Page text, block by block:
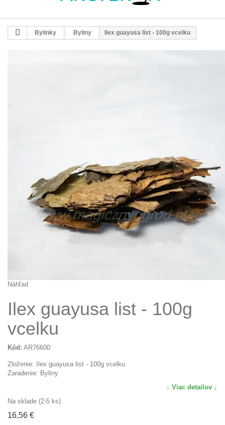
Bylinky Byliny Ilex guayusa list - 100g vcelku
Náhľad
Ilex guayusa list - 100g
vcelku
Kód: AR76600
Zloženie: Ilex guayusa list - 100g vcelku
Zaradenie: Byliny
↓ Viac detailov ↓
Na sklade (2-5 ks)
16,56 €